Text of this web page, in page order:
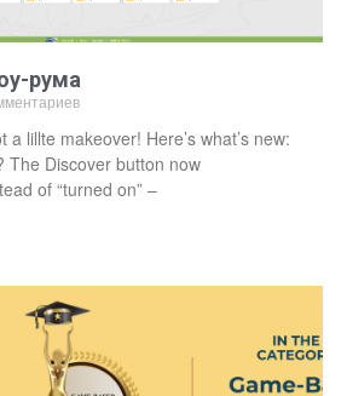
рума
lillte makeover! Here’s what’s new:
The Discover button now
of “turned on” –